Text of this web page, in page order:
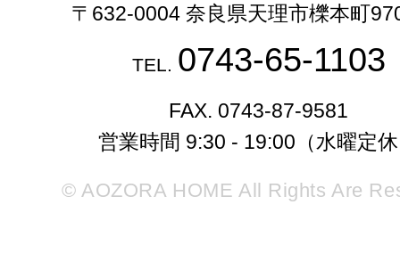
〒632-0004 奈良県天理市櫟本町
TEL. 0743-65-1103
FAX. 0743-87-9581
営業時間 9:30 - 19:00（水曜定
© AOZORA HOME All Rights Are